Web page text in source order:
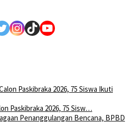
Paskibraka 2026, 75 Sisw…